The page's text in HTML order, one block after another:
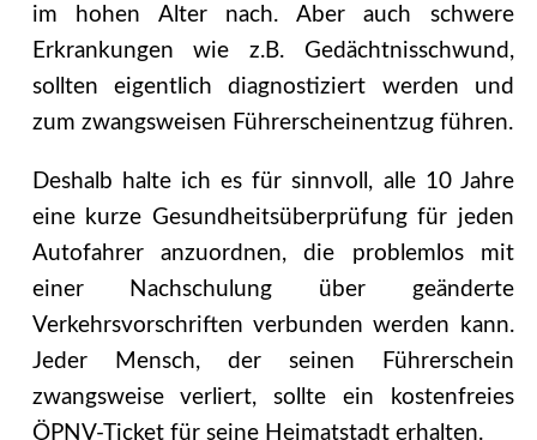
im hohen Alter nach. Aber auch schwere
Erkrankungen wie z.B. Gedächtnisschwund,
sollten eigentlich diagnostiziert werden und
zum zwangsweisen Führerscheinentzug führen.
Deshalb halte ich es für sinnvoll, alle 10 Jahre
eine kurze Gesundheitsüberprüfung für jeden
Autofahrer anzuordnen, die problemlos mit
einer Nachschulung über geänderte
Verkehrsvorschriften verbunden werden kann.
Jeder Mensch, der seinen Führerschein
zwangsweise verliert, sollte ein kostenfreies
ÖPNV-Ticket für seine Heimatstadt erhalten.